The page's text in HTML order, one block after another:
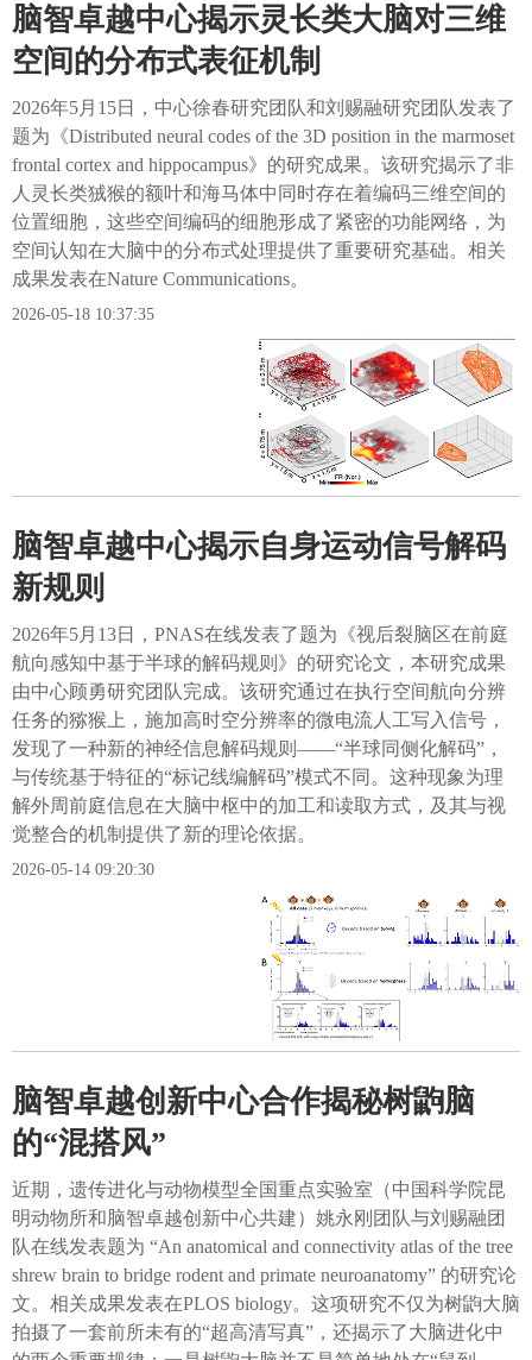
脑智卓越中心揭示灵长类大脑对三维
空间的分布式表征机制
2026年5月15日，中心徐春研究团队和刘赐融研究团队发表了
题为《Distributed neural codes of the 3D position in the marmoset
frontal cortex and hippocampus》的研究成果。该研究揭示了非
人灵长类狨猴的额叶和海马体中同时存在着编码三维空间的
位置细胞，这些空间编码的细胞形成了紧密的功能网络，为
空间认知在大脑中的分布式处理提供了重要研究基础。相关
成果发表在Nature Communications。
2026-05-18 10:37:35
脑智卓越中心揭示自身运动信号解码
新规则
2026年5月13日，PNAS在线发表了题为《视后裂脑区在前庭
航向感知中基于半球的解码规则​》的研究论文，本研究成果
由中心顾勇研究团队完成。该研究通过在执行空间航向分辨
任务的猕猴上，施加高时空分辨率的微电流人工写入信号，
发现了一种新的神经信息解码规则——“半球同侧化解码”，
与传统基于特征的“标记线编解码”模式不同。这种现象为理
解外周前庭信息在大脑中枢中的加工和读取方式，及其与视
觉整合的机制提供了新的理论依据。
2026-05-14 09:20:30
脑智卓越创新中心合作揭秘树鼩脑
的“混搭风”
近期，遗传进化与动物模型全国重点实验室（中国科学院昆
明动物所和脑智卓越创新中心共建）姚永刚团队与刘赐融团
队在线发表题为 “An anatomical and connectivity atlas of the tree
shrew brain to bridge rodent and primate neuroanatomy” 的研究论
文。相关成果发表在PLOS biology。这项研究不仅为树鼩大脑
拍摄了一套前所未有的“超高清写真”，还揭示了大脑进化中